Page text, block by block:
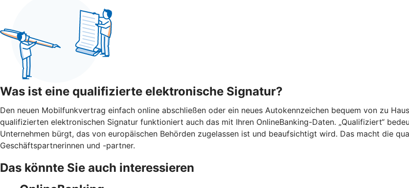
Was ist eine qualifizierte elektronische Signatur?
Den neuen Mobilfunkvertrag einfach online abschließen oder ein neues Autokennzeichen bequem von zu
qualifizierten elektronischen Signatur funktioniert auch das mit Ihren OnlineBanking-Daten. „Qualifiziert“
Unternehmen bürgt, das von europäischen Behörden zugelassen ist und beaufsichtigt wird. Das macht die
Geschäftspartnerinnen und -partner.
Das könnte Sie auch interessieren